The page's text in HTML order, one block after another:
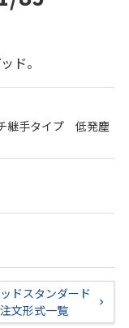
ド。
継手タイプ 低発塵
ドスタンダード
文形式一覧